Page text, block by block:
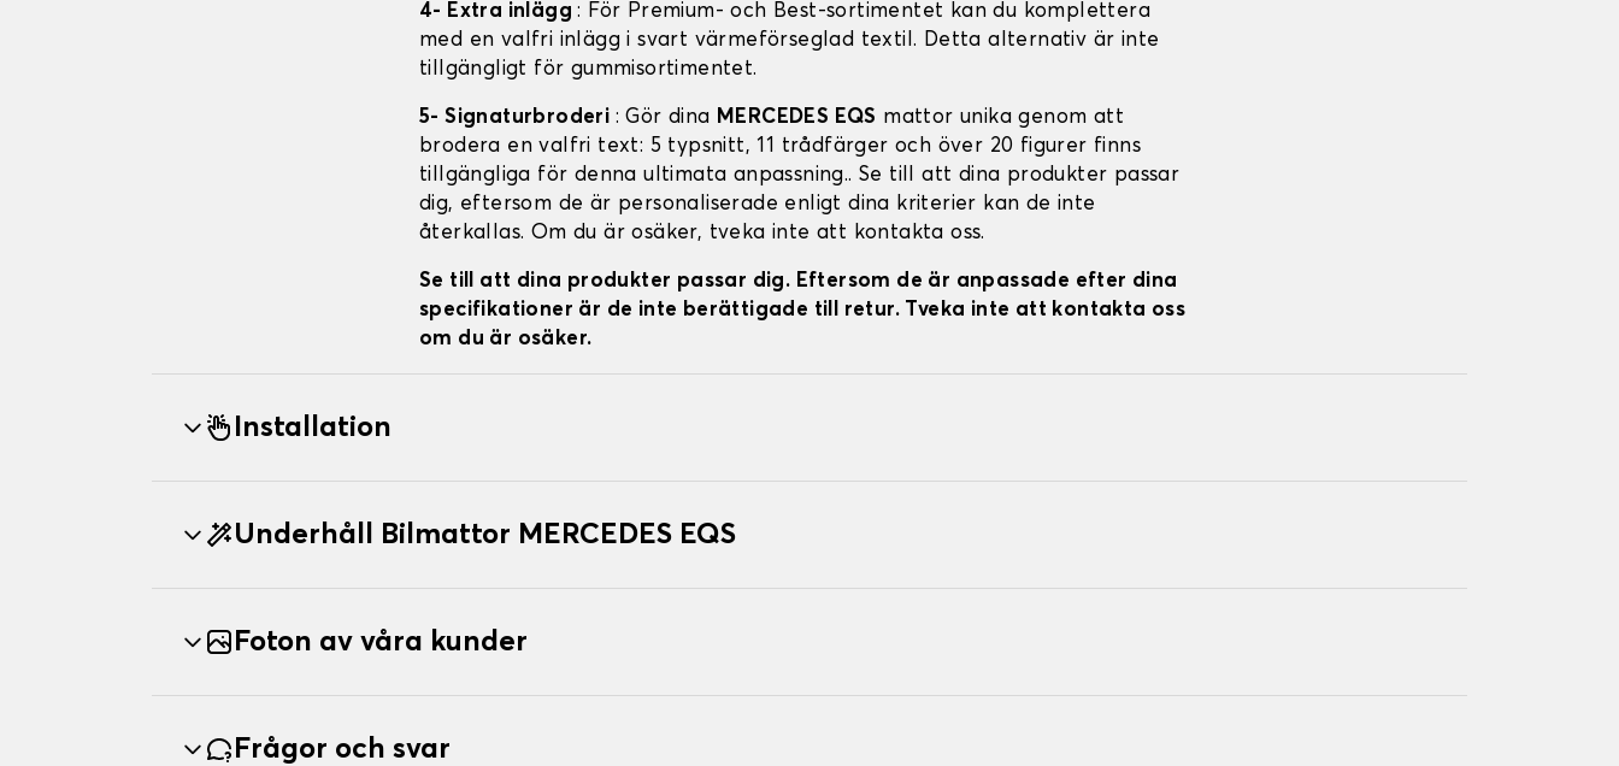
4- Extra inlägg: För Premium- och Best-sortimentet kan du komplettera
med en valfri inlägg i svart värmeförseglad textil. Detta alternativ är inte
tillgängligt för gummisortimentet.
5- Signaturbroderi : Gör dina MERCEDES EQS mattor unika genom att
brodera en valfri text: 5 typsnitt, 11 trådfärger och över 20 figurer finns
tillgängliga för denna ultimata anpassning.. Se till att dina produkter passar
dig, eftersom de är personaliserade enligt dina kriterier kan de inte
återkallas. Om du är osäker, tveka inte att kontakta oss.
Se till att dina produkter passar dig. Eftersom de är anpassade efter dina
specifikationer är de inte berättigade till retur. Tveka inte att kontakta oss
om du är osäker.
Installation
Underhåll Bilmattor MERCEDES EQS
Foton av våra kunder
Frågor och svar